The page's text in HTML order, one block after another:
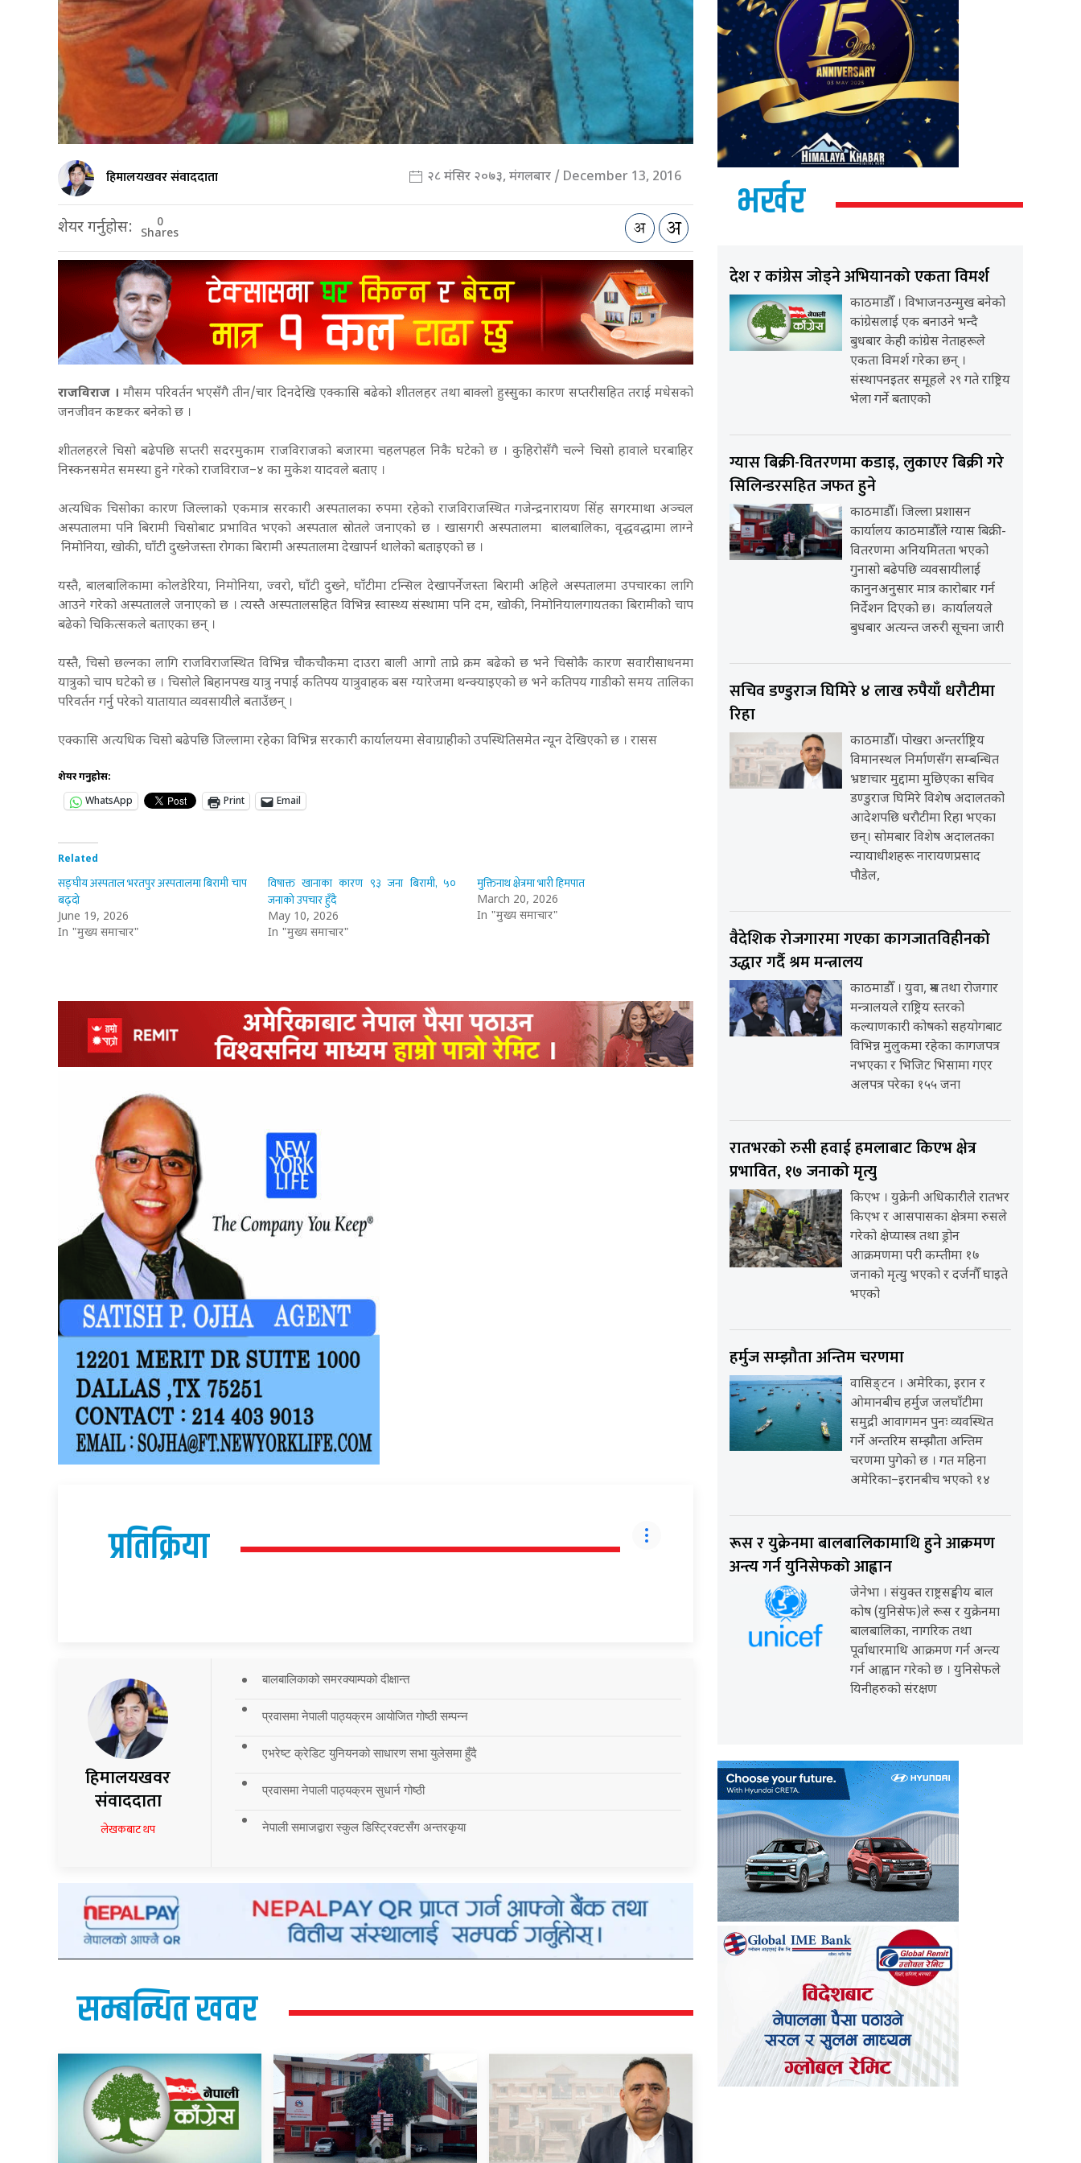
हिमालयखवर संवाददाता २८ मंसिर २०७३, मंगलबार / December 13, 2016
शेयर गर्नुहोस: 0
Shares
राजविराज । मौसम परिवर्तन भएसँगै तीन/चार दिनदेखि एक्कासि बढेको शीतलहर तथा बाक्लो हुस्सुका कारण सप्तरीसहित तराई मधेसको
जनजीवन कष्टकर बनेको छ ।
शीतलहरले चिसो बढेपछि सप्तरी सदरमुकाम राजविराजको बजारमा चहलपहल निकै घटेको छ । कुहिरोसँगै चल्ने चिसो हावाले घरबाहिर
निस्कनसमेत समस्या हुने गरेको राजविराज–४ का मुकेश यादवले बताए ।
अत्यधिक चिसोका कारण जिल्लाको एकमात्र सरकारी अस्पतालका रुपमा रहेको राजविराजस्थित गजेन्द्रनारायण सिंह सगरमाथा अञ्चल
अस्पतालमा पनि बिरामी चिसोबाट प्रभावित भएको अस्पताल स्रोतले जनाएको छ । खासगरी अस्पतालमा बालबालिका, वृद्धवद्धामा लाग्ने
निमोनिया, खोकी, घाँटी दुख्नेजस्ता रोगका बिरामी अस्पतालमा देखापर्न थालेको बताइएको छ ।
यस्तै, बालबालिकामा कोलडेरिया, निमोनिया, ज्वरो, घाँटी दुख्ने, घाँटीमा टन्सिल देखापर्नेजस्ता बिरामी अहिले अस्पतालमा उपचारका लागि
आउने गरेको अस्पतालले जनाएको छ । त्यस्तै अस्पतालसहित विभिन्न स्वास्थ्य संस्थामा पनि दम, खोकी, निमोनियालगायतका बिरामीको चाप
बढेको चिकित्सकले बताएका छन् ।
यस्तै, चिसो छल्नका लागि राजविराजस्थित विभिन्न चौकचौकमा दाउरा बाली आगो ताप्ने क्रम बढेको छ भने चिसोकै कारण सवारीसाधनमा
यात्रुको चाप घटेको छ । चिसोले बिहानपख यात्रु नपाई कतिपय यात्रुवाहक बस ग्यारेजमा थन्क्याइएको छ भने कतिपय गाडीको समय तालिका
परिवर्तन गर्नु परेको यातायात व्यवसायीले बताउँछन् ।
एक्कासि अत्यधिक चिसो बढेपछि जिल्लामा रहेका विभिन्न सरकारी कार्यालयमा सेवाग्राहीको उपस्थितिसमेत न्यून देखिएको छ । रासस
शेयर गर्नुहोस:
WhatsApp
Print Email
Related
सङ्घीय अस्पताल भरतपुर अस्पतालमा बिरामी चाप
बढ्दो
June 19, 2026
In "मुख्य समाचार"
विषाक्त खानाका कारण ९३ जना बिरामी, ५०
जनाको उपचार हुँदै
May 10, 2026
In "मुख्य समाचार"
मुक्तिनाथ क्षेत्रमा भारी हिमपात
March 20, 2026
In "मुख्य समाचार"
प्रतिक्रिया
हिमालयखवर
संवाददाता
लेखकबाट थप
बालबालिकाको समरक्याम्पको दीक्षान्त
प्रवासमा नेपाली पाठ्यक्रम आयोजित गोष्ठी सम्पन्न
एभरेष्ट क्रेडिट युनियनको साधारण सभा युलेसमा हुँदै
प्रवासमा नेपाली पाठ्यक्रम सुधार्न गोष्ठी
नेपाली समाजद्वारा स्कुल डिस्ट्रिक्टसँग अन्तरकृया
सम्बन्धित खवर
भर्खर
देश र कांग्रेस जोड्ने अभियानको एकता विमर्श
काठमाडौँ । विभाजनउन्मुख बनेको
कांग्रेसलाई एक बनाउने भन्दै
बुधबार केही कांग्रेस नेताहरूले
एकता विमर्श गरेका छन् ।
संस्थापनइतर समूहले २९ गते राष्ट्रिय
भेला गर्ने बताएको
ग्यास बिक्री-वितरणमा कडाइ, लुकाएर बिक्री गरे
सिलिन्डरसहित जफत हुने
काठमाडौँ। जिल्ला प्रशासन
कार्यालय काठमाडौँले ग्यास बिक्री-
वितरणमा अनियमितता भएको
गुनासो बढेपछि व्यवसायीलाई
कानुनअनुसार मात्र कारोबार गर्न
निर्देशन दिएको छ। कार्यालयले
बुधबार अत्यन्त जरुरी सूचना जारी
सचिव डण्डुराज घिमिरे ४ लाख रुपैयाँ धरौटीमा
रिहा
काठमाडौँ। पोखरा अन्तर्राष्ट्रिय
विमानस्थल निर्माणसँग सम्बन्धित
भ्रष्टाचार मुद्दामा मुछिएका सचिव
डण्डुराज घिमिरे विशेष अदालतको
आदेशपछि धरौटीमा रिहा भएका
छन्। सोमबार विशेष अदालतका
न्यायाधीशहरू नारायणप्रसाद
पौडेल,
वैदेशिक रोजगारमा गएका कागजातविहीनको
उद्धार गर्दै श्रम मन्त्रालय
काठमाडौँ । युवा, श्रम तथा रोजगार
मन्त्रालयले राष्ट्रिय स्तरको
कल्याणकारी कोषको सहयोगबाट
विभिन्न मुलुकमा रहेका कागजपत्र
नभएका र भिजिट भिसामा गएर
अलपत्र परेका १५५ जना
रातभरको रुसी हवाई हमलाबाट किएभ क्षेत्र
प्रभावित, १७ जनाको मृत्यु
किएभ । युक्रेनी अधिकारीले रातभर
किएभ र आसपासका क्षेत्रमा रुसले
गरेको क्षेप्यास्त्र तथा ड्रोन
आक्रमणमा परी कम्तीमा १७
जनाको मृत्यु भएको र दर्जनौँ घाइते
भएको
हर्मुज सम्झौता अन्तिम चरणमा
वासिङ्टन । अमेरिका, इरान र
ओमानबीच हर्मुज जलघाँटीमा
समुद्री आवागमन पुनः व्यवस्थित
गर्ने अन्तरिम सम्झौता अन्तिम
चरणमा पुगेको छ । गत महिना
अमेरिका–इरानबीच भएको १४
रूस र युक्रेनमा बालबालिकामाथि हुने आक्रमण
अन्त्य गर्न युनिसेफको आह्वान
जेनेभा । संयुक्त राष्ट्रसङ्घीय बाल
कोष (युनिसेफ)ले रूस र युक्रेनमा
बालबालिका, नागरिक तथा
पूर्वाधारमाथि आक्रमण गर्न अन्त्य
गर्न आह्वान गरेको छ । युनिसेफले
यिनीहरुको संरक्षण